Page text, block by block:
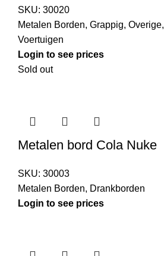
SKU: 30020
Metalen Borden, Grappig, Overige,
Voertuigen
Login to see prices
Sold out
Metalen bord Cola Nuke
SKU: 30003
Metalen Borden, Drankborden
Login to see prices